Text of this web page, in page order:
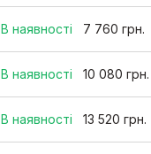
В наявності 7 760 грн.
В наявності 10 080 грн.
В наявності 13 520 грн.